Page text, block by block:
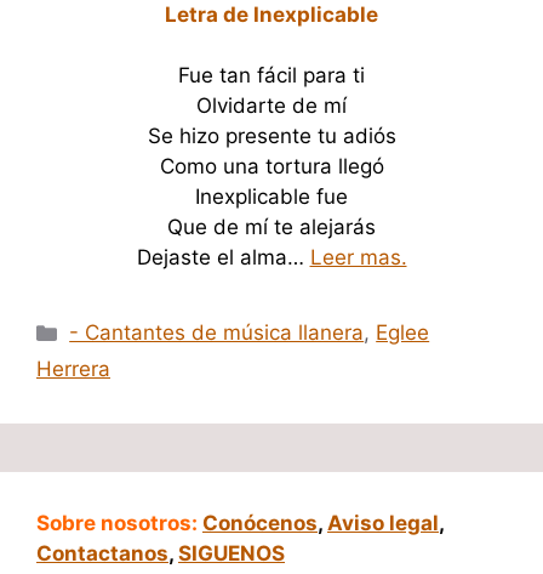
Letra de Inexplicable
Fue tan fácil para ti
Olvidarte de mí
Se hizo presente tu adiós
Como una tortura llegó
Inexplicable fue
Que de mí te alejarás
Dejaste el alma… Leer mas.
Categorías
- Cantantes de música llanera, Eglee
Herrera
Sobre nosotros: Conócenos, Aviso legal,
Contactanos, SIGUENOS